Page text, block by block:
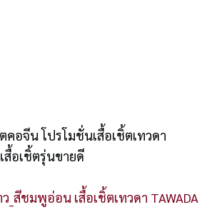
เสื้อเชิ้ตรุ่นขายดี